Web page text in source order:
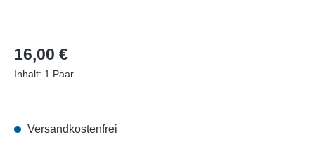
Regulärer Preis:
16,00 €
Inhalt: 1 Paar
Versandkostenfrei